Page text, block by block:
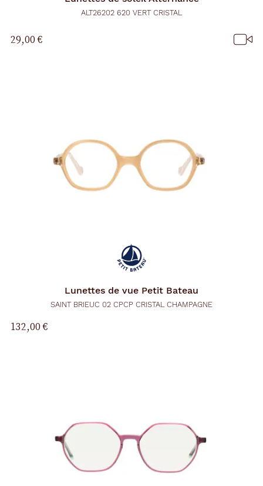
ALT26202 620 VERT CRISTAL
29,00 €
Lunettes de vue Petit Bateau
SAINT BRIEUC 02 CPCP CRISTAL CHAMPAGNE
132,00 €